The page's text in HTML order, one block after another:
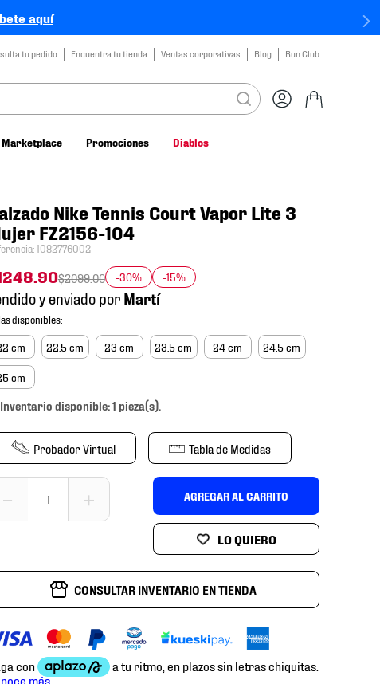
aquí
tu pedido Encuentra tu tienda Ventas corporativas Blog Run Club
Marketplace Promociones Diablos
Nike Tennis Court Vapor Lite 3
FZ2156-104
:1082776002
.90$2099.00 -30% -15%
y enviado por
cm 22.5 cm 23 cm 23.5 cm 24 cm 24.5 cm
cm
Inventario disponible: 1 pieza(s).
Probador Virtual Tabla de Medidas
＋
－ AGREGAR AL CARRITO
CONSULTAR INVENTARIO EN TIENDA